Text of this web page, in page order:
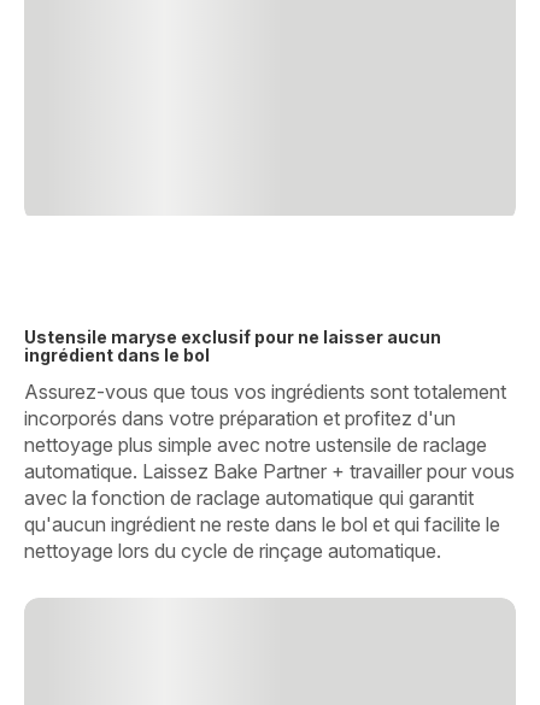
Ustensile maryse exclusif pour ne laisser aucun
ingrédient dans le bol
Assurez-vous que tous vos ingrédients sont totalement
incorporés dans votre préparation et profitez d'un
nettoyage plus simple avec notre ustensile de raclage
automatique. Laissez Bake Partner + travailler pour vous
avec la fonction de raclage automatique qui garantit
qu'aucun ingrédient ne reste dans le bol et qui facilite le
nettoyage lors du cycle de rinçage automatique.